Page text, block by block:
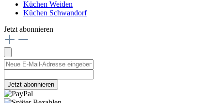
Küchen Weiden
Küchen Schwandorf
Jetzt abonnieren
Jetzt abonnieren